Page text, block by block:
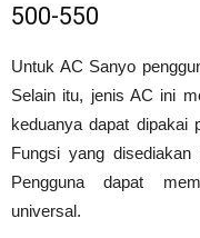
500-550
Untuk AC Sanyo
Selain itu, jenis AC ini
keduanya dapat
Fungsi yang
Pengguna dapat
universal.